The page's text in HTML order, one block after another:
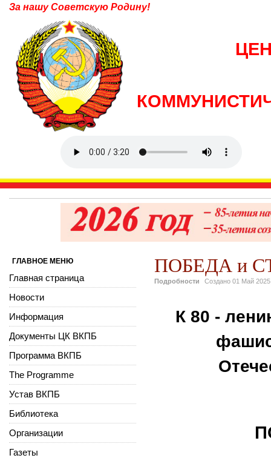
За нашу Советскую Родину!
ПОБЕДА и
Подробности Создано 01 Май 2025
К 80 -
ГЛАВНОЕ МЕНЮ
Главная страница
Новости
Информация
Документы ЦК ВКПБ
Программа ВКПБ
The Programme
Устав ВКПБ
Библиотека
Организации
Газеты